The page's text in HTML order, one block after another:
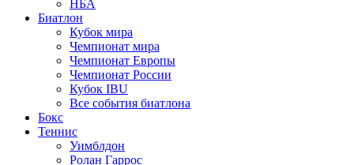
НБА
Биатлон
Кубок мира
Чемпионат мира
Чемпионат Европы
Чемпионат России
Кубок IBU
Все события биатлона
Бокс
Теннис
Уимблдон
Ролан Гаррос